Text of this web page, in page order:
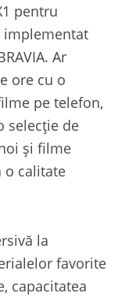
pentru
implementat
Ar
ore cu o
pe telefon,
selecție de
și filme
o calitate
la
favorite
capacitatea